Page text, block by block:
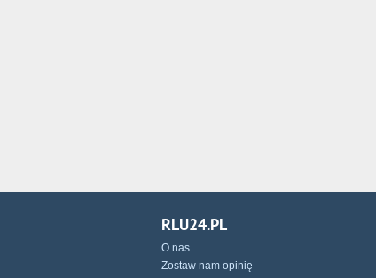
RLU24.PL
O nas
Zostaw nam opinię